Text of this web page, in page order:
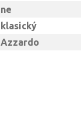
ne
klasický
Azzardo